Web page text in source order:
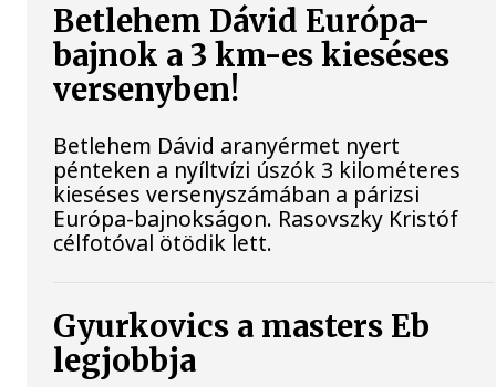
Betlehem Dávid Európa-
bajnok a 3 km-es kieséses
versenyben!
Betlehem Dávid aranyérmet nyert
pénteken a nyíltvízi úszók 3 kilométeres
kieséses versenyszámában a párizsi
Európa-bajnokságon. Rasovszky Kristóf
célfotóval ötödik lett.
Gyurkovics a masters Eb
legjobbja